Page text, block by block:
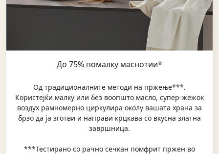
До 75% помалку маснотии*
Oд традиционалните методи на пржење***.
Користејќи малку или без воопшто масло, супер-жежок
воздух рамномерно циркулира околу вашата храна за
брзо да ја зготви и направи крцкава со вкусна златна
завршница.
***Тестирано со рачно сечкан помфрит пржен во